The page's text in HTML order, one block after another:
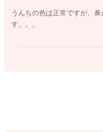
うんちの色は正常ですが、
す。。。